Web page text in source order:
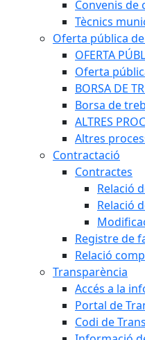
Convenis de
Tècnics
Oferta pública
OFERTA
Oferta
BORSA DE
Borsa de
ALTRES
Altres
Contractació
Contractes
Relació
Relació
Registre de
Relació
Transparència
Accés a la
Portal de
Codi de